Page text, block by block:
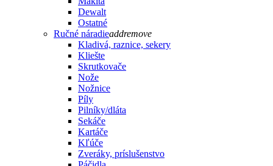
Dewalt
Ostatné
Ručné náradieaddremove
Kladivá, raznice, sekery
Kliešte
Skrutkovače
Nože
Nožnice
Píly
Pilníky/dláta
Sekáče
Kartáče
Kľúče
Zveráky, príslušenstvo